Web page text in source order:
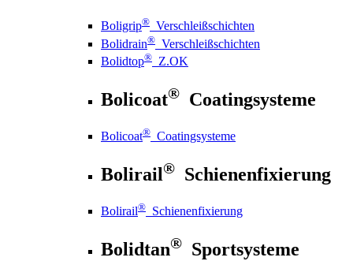
Boligrip® Verschleißschichten
Bolidrain® Verschleißschichten
Bolidtop® Z.OK
Bolicoat® Coatingsysteme
Bolicoat® Coatingsysteme
Bolirail® Schienenfixierung
Bolirail® Schienenfixierung
Bolidtan® Sportsysteme